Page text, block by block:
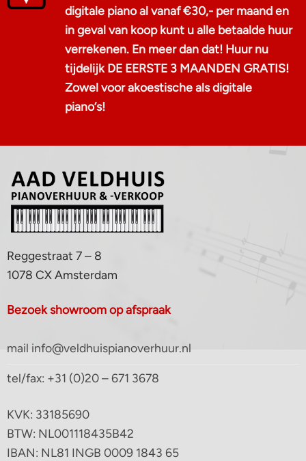
digitale piano al vanaf €30,- per maand en
in geval van koop kunt u alle betaalde huur
verrekenen. En meer dan dat! Huur nu
tijdelijk DE EERSTE 3 MAANDEN GRATIS!
Zowel voor akoestische als digitale
piano‘s!
Reggestraat 7 – 8
1078 CX Amsterdam
Bezoek showroom op afspraak
mail info@veldhuispianoverhuur.nl
tel/fax: +31 (0)20 – 671 3678
KVK: 33185690
BTW: NL001118435B42
IBAN: NL81 INGB 0009 1843 65